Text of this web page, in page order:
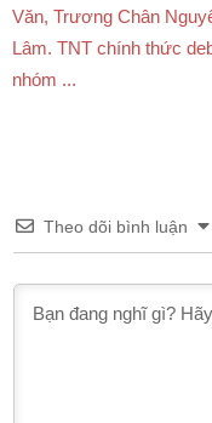
Văn, Trương Chân
Lâm. TNT chính thức
nhóm ...
Theo dõi bình luận